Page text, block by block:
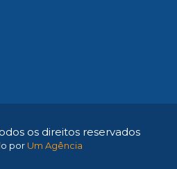
os direitos reservados
por Um Agência